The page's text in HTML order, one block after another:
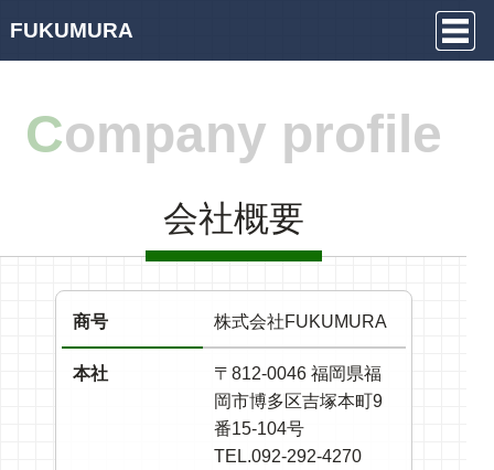
FUKUMURA
Company profile
会社概要
商号 株式会社FUKUMURA
本社
〒812-0046 福岡県福
岡市博多区吉塚本町9
番15-104号
TEL.092-292-4270